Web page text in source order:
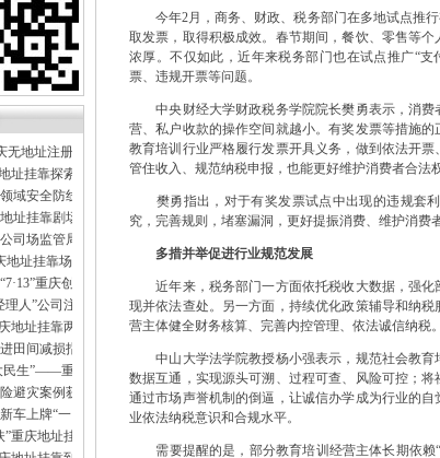
、
料）可加急
章、咨询
1工作日）
通电话，
费哦！
策出台注
、
的银行，
行年费用）
多！发票
服务，在
无地址注册公司全力筑牢3075座水库防汛安全堤
址挂靠探索特殊教育高质量发展新路径
域安全防线动员网格员、公司注册地址挂靠一线工人、小区业主等全员参
址挂靠剧场不再有围墙——重庆把文化舞台搬进山水间
司场监管局开展糕点烘焙店食品安全专项检查
址挂靠场价格监测分析
重庆创业园火灾受灾群众救助工作
理人”公司注册地址挂靠，入选可纳入市级高层次人才认定范畴
地址挂靠两江新区开展垃圾分类主题宣传活动
田间减损指导保丰收
民生”——重庆假期公益托管服务深度观察
避灾案例获应急管理部通报表扬
车上牌“一网通办”重庆孵化园何以从重庆走向全国
重庆地址挂靠计划人员公示（第一批）
今年2月，商务、财政、税务部门在多地试点推行
取发票，取得积极成效。春节期间，餐饮、零售等
浓厚。不仅如此，近年来税务部门也在试点推广“
票、违规开票等问题。
中央财经大学财政税务学院院长樊勇表示，消费
营、私户收款的操作空间就越小。有奖发票等措施
教育培训行业严格履行发票开具义务，做到依法开
管住收入、规范纳税申报，也能更好维护消费者合法
樊勇指出，对于有奖发票试点中出现的违规套利
究，完善规则，堵塞漏洞，更好提振消费、维护消费
多措并举促进行业规范发展
近年来，税务部门一方面依托税收大数据，强化
现并依法查处。另一方面，持续优化政策辅导和纳
营主体健全财务核算、完善内控管理、依法诚信纳税。
中山大学法学院教授杨小强表示，规范社会教育
数据互通，实现源头可溯、过程可查、风险可控；
通过市场声誉机制的倒逼，让诚信办学成为行业的
业依法纳税意识和合规水平。
需要提醒的是，部分教育培训经营主体长期依赖“